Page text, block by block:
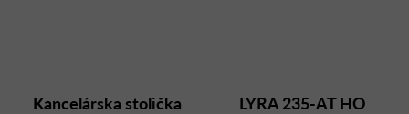
Kancelárska stolička
LYRA 235-AT HO